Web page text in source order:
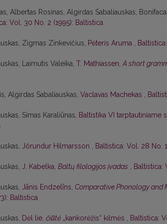
Albertas Rosinas, Algirdas Sabaliauskas,
Vol. 30 No. 2 (1995): Baltistica
Zigmas Zinkevičius, Pėteris Aruma ,
Laimutis Valeika, T. Mathiassen,A short
Algirdas Sabaliauskas, Vaclavas Machekas ,
Simas Karaliūnas, Baltistika VI tarptautiniame
Jörundur Hilmarsson , Baltistica: Vol. 28 No.
J. Kabelka, Baltų filologijos įvadas , Baltistica:
Jānis Endzelīns, Comparative Phonology and
Baltistica
Dėl lie. čiū̃tė „kankorėžis“ kilmės , Baltistica: